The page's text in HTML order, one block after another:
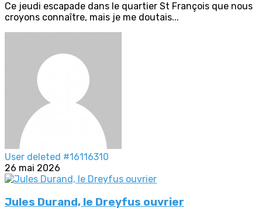
Ce jeudi escapade dans le quartier St François que nous
croyons connaître, mais je me doutais...
User deleted #16116310
26 mai 2026
Jules Durand, le Dreyfus ouvrier